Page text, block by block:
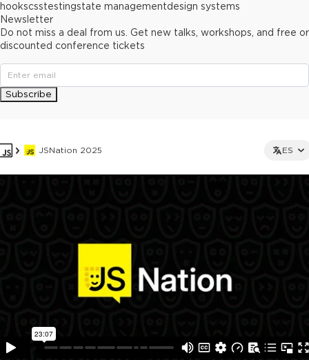
JSNation 2025 ES
hookscsstestingstate managementdesign systems
Newsletter
Do not miss a deal from us. Get new talks, workshops, and free or
discounted conference tickets
Subscribe